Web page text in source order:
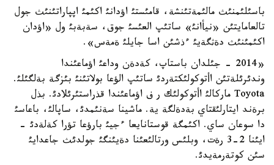
باسئلئمنئث مالئمةتئنشة، قامئستئ اؤدانئ اكئمئ اپپاراتئنئث جول
تالعامايتئن «نيأانئ» ساتئپ العئسئ جوق، سةبةبئ ول «اؤدان
اكئمئنئث دةثگةيئ ءذشئن اسا جايلئ ةمةس».
«2014 - جئلدان باستاپ، كةدةن وداعئ اؤماعئندا
وندئرئلةتئن اأتوكولئكتةردئ ساتئپ الؤعا بولاتئنئ بئزگة بةلگئلئ.
Toyota ماركالئ اأتوكولئك ر ف اؤماعئندا قذراستئرئلادئ. بذل
برةند ايتارلئقتاي بةدةلگة ية. ماشينا سةنئمدئ، ساپالئ، باعاسئ
دا سوعان ساي. اكئمگة قوستانايعا ءجيئ بارؤعا تؤرا كةلةدئ -
ايئنا 2-3 رةت، وبلئس ورتالئعئنا دةيئنگئ جولدئث جاعدايئ
سئن كوتةرمةيدئ.